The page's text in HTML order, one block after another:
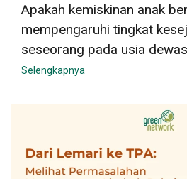
Apakah kemiskinan anak
mempengaruhi tingkat
seseorang pada usia
Selengkapnya